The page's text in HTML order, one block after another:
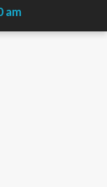
am